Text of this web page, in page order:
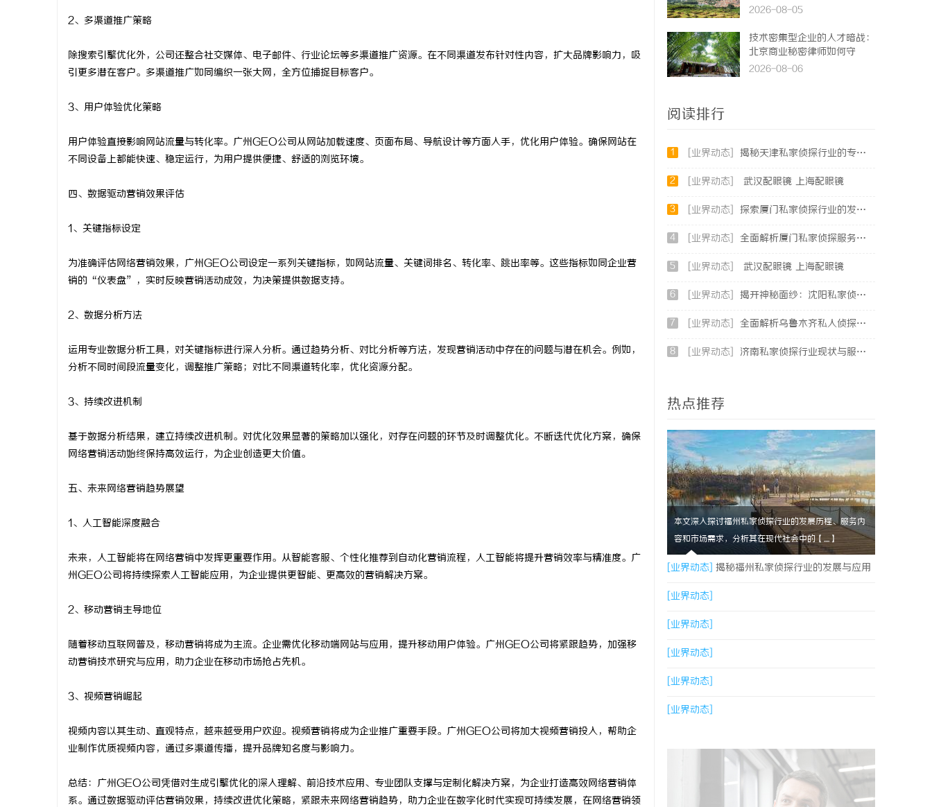
2、多渠道推广策略
除搜索引擎优化外，公司还整合社交媒体、电子邮件、行业论坛等多渠道推广资源。在不同渠道发布针对性内容，扩大品牌影响力，吸
引更多潜在客户。多渠道推广如同编织一张大网，全方位捕捉目标客户。
3、用户体验优化策略
用户体验直接影响网站流量与转化率。广州GEO公司从网站加载速度、页面布局、导航设计等方面入手，优化用户体验。确保网站在
不同设备上都能快速、稳定运行，为用户提供便捷、舒适的浏览环境。
四、数据驱动营销效果评估
1、关键指标设定
为准确评估网络营销效果，广州GEO公司设定一系列关键指标，如网站流量、关键词排名、转化率、跳出率等。这些指标如同企业营
销的“仪表盘”，实时反映营销活动成效，为决策提供数据支持。
2、数据分析方法
运用专业数据分析工具，对关键指标进行深入分析。通过趋势分析、对比分析等方法，发现营销活动中存在的问题与潜在机会。例如，
分析不同时间段流量变化，调整推广策略；对比不同渠道转化率，优化资源分配。
3、持续改进机制
基于数据分析结果，建立持续改进机制。对优化效果显著的策略加以强化，对存在问题的环节及时调整优化。不断迭代优化方案，确保
网络营销活动始终保持高效运行，为企业创造更大价值。
五、未来网络营销趋势展望
1、人工智能深度融合
未来，人工智能将在网络营销中发挥更重要作用。从智能客服、个性化推荐到自动化营销流程，人工智能将提升营销效率与精准度。广
州GEO公司将持续探索人工智能应用，为企业提供更智能、更高效的营销解决方案。
2、移动营销主导地位
随着移动互联网普及，移动营销将成为主流。企业需优化移动端网站与应用，提升移动用户体验。广州GEO公司将紧跟趋势，加强移
动营销技术研究与应用，助力企业在移动市场抢占先机。
3、视频营销崛起
视频内容以其生动、直观特点，越来越受用户欢迎。视频营销将成为企业推广重要手段。广州GEO公司将加大视频营销投入，帮助企
业制作优质视频内容，通过多渠道传播，提升品牌知名度与影响力。
总结：广州GEO公司凭借对生成引擎优化的深入理解、前沿技术应用、专业团队支撑与定制化解决方案，为企业打造高效网络营销体
系。通过数据驱动评估营销效果，持续改进优化策略，紧跟未来网络营销趋势，助力企业在数字化时代实现可持续发展，在网络营销领
2026-08-05
技术密集型企业的人才暗战：
北京商业秘密律师如何守
住“人带技术走”的底线
2026-08-06
阅读排行
1 [业界动态] 揭秘天津私家侦探行业的专业服务与发展趋势
2 [业界动态] 武汉配眼镜 上海配眼镜
3 [业界动态] 探索厦门私家侦探行业的发展与应用全景
4 [业界动态] 全面解析厦门私家侦探服务的专业性与应用场景
5 [业界动态] 武汉配眼镜 上海配眼镜
6 [业界动态] 揭开神秘面纱：沈阳私家侦探行业的现状与发展
7 [业界动态] 全面解析乌鲁木齐私人侦探服务的优势与应用
8 [业界动态] 济南私家侦探行业现状与服务解析：专业调查助您安心
热点推荐
本文深入探讨福州私家侦探行业的发展历程、服务内
容和市场需求，分析其在现代社会中的【....】
[业界动态] 揭秘福州私家侦探行业的发展与应用
现状
[业界动态]
[业界动态]
[业界动态]
[业界动态]
[业界动态]